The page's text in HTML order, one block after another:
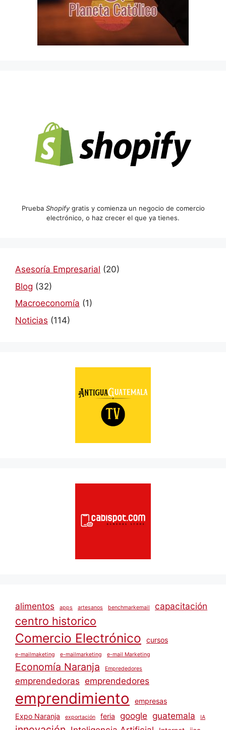
Prueba Shopifygratis y comienza un negocio de comercio
electrónico, o haz crecer el que ya tienes.
Asesoría Empresarial (20)
Blog (32)
Macroeconomía (1)
Noticias (114)
alimentos apps artesanos benchmarkemail capacitación
centro historico
Comercio Electrónico cursos
e-mailmaketing e-mailmarketing e-mail Marketing
Economía Naranja Emprededores
emprendedoras emprendedores
emprendimiento
empresas
Expo Naranja
exportación feria google guatemala IA